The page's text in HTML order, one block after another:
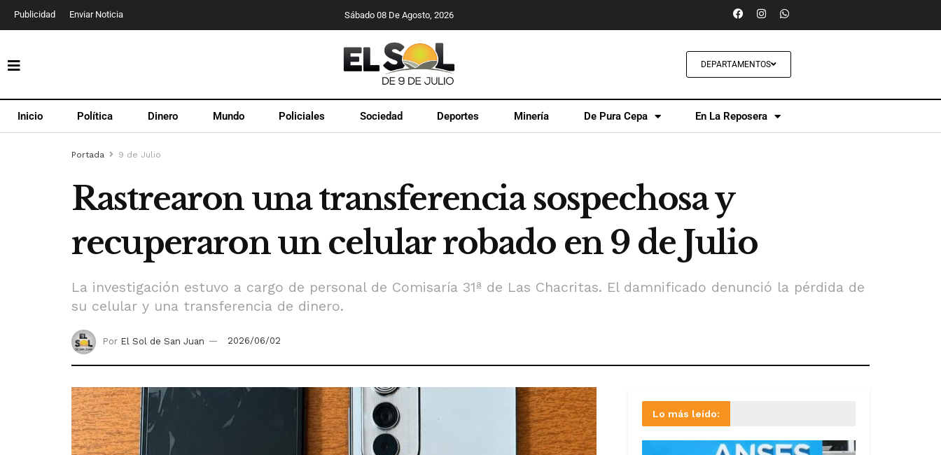
Publicidad Enviar Noticia Sábado 08 De Agosto, 2026
DEPARTAMENTOS
Inicio Política Dinero Mundo Policiales Sociedad Deportes Minería De Pura Cepa En La Reposera
Portada 9 de Julio
Rastrearon una transferencia sospechosa y
recuperaron un celular robado en 9 de Julio
La investigación estuvo a cargo de personal de Comisaría 31ª de Las Chacritas. El damnificado denunció la pérdida de
su celular y una transferencia de dinero.
Por El Sol de San Juan 2026/06/02
Lo más leído: